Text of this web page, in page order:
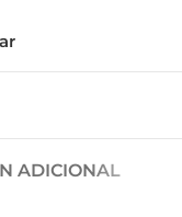
ADICIONAL